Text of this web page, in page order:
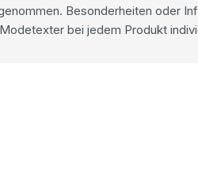
Besonderheiten oder
bei jedem Produkt